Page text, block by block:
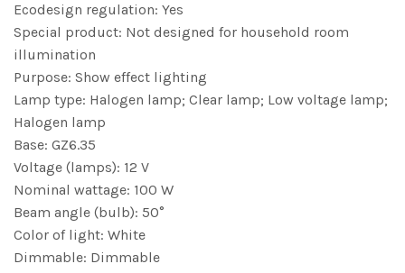
Ecodesign regulation: Yes
Special product: Not designed for household room
illumination
Purpose: Show effect lighting
Lamp type: Halogen lamp; Clear lamp; Low voltage lamp;
Halogen lamp
Base: GZ6.35
Voltage (lamps): 12 V
Nominal wattage: 100 W
Beam angle (bulb): 50°
Color of light: White
Dimmable: Dimmable